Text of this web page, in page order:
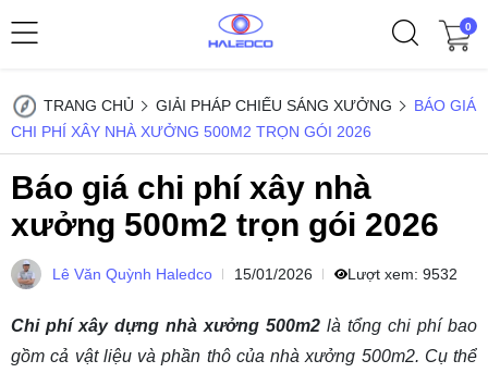
0
TRANG CHỦ GIẢI PHÁP CHIẾU SÁNG XƯỞNG
BÁO GIÁ
CHI PHÍ XÂY NHÀ XƯỞNG 500M2 TRỌN GÓI 2026
Báo giá chi phí xây nhà
xưởng 500m2 trọn gói 2026
Lê Văn Quỳnh Haledco 15/01/2026 Lượt xem: 9532
Chi phí xây dựng nhà xưởng 500m2 là tổng chi phí bao
gồm cả vật liệu và phần thô của nhà xưởng 500m2. Cụ thể